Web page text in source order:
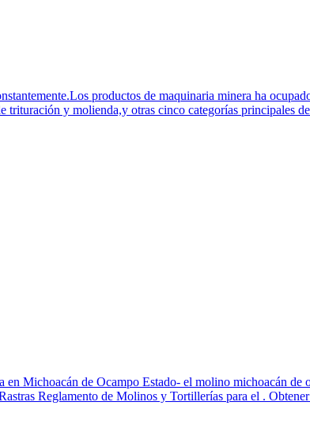
productos de maquinaria minera ha
y molienda,y otras cinco categorías principales
Michoacán de Ocampo Estado- el molino michoacán
Reglamento de Molinos y Tortillerías para el .